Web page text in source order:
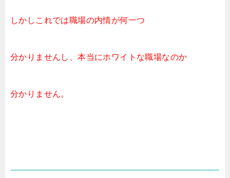
しかしこれでは職場の内情が何一つ
分かりませんし、本当にホワイトな職場なのか
分かりません。